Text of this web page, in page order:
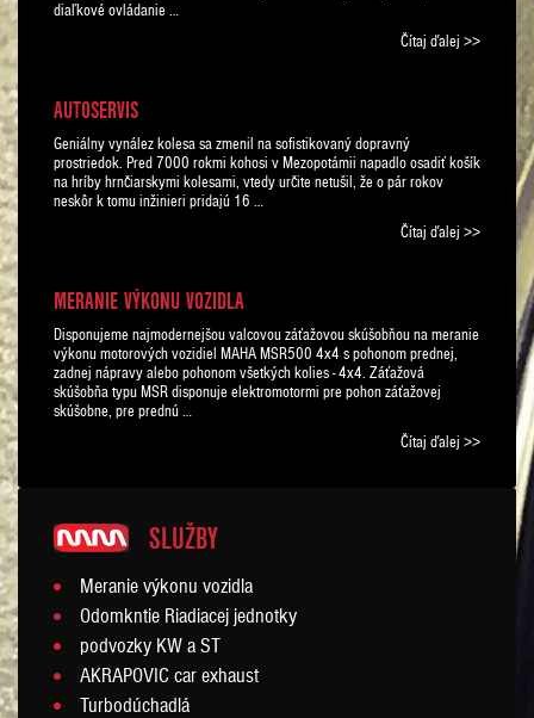
diaľkové ovládanie …
Čítaj ďalej >>
AUTOSERVIS
Geniálny vynález kolesa sa zmenil na sofistikovaný dopravný
prostriedok. Pred 7000 rokmi kohosi v Mezopotámii napadlo osadiť košík
na hríby hrnčiarskymi kolesami, vtedy určite netušil, že o pár rokov
neskôr k tomu inžinieri pridajú 16 …
Čítaj ďalej >>
MERANIE VÝKONU VOZIDLA
Disponujeme najmodernejšou valcovou záťažovou skúšobňou na meranie
výkonu motorových vozidiel MAHA MSR500 4x4 s pohonom prednej,
zadnej nápravy alebo pohonom všetkých kolies - 4x4. Záťažová
skúšobňa typu MSR disponuje elektromotormi pre pohon záťažovej
skúšobne, pre prednú …
Čítaj ďalej >>
SLUŽBY
Meranie výkonu vozidla
Odomkntie Riadiacej jednotky
podvozky KW a ST
AKRAPOVIC car exhaust
Turbodúchadlá